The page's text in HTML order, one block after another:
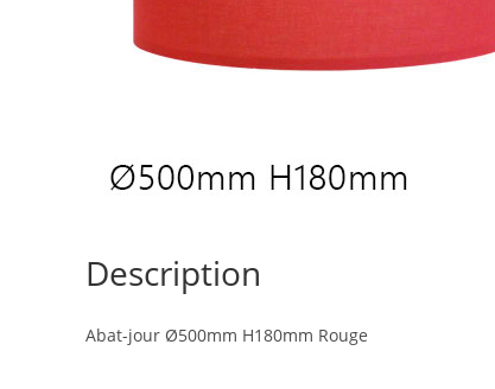
Description
Abat-jour Ø500mm H180mm Rouge